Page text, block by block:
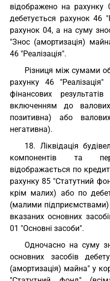
відображено на рахунку
дебетується рахунок 46
рахунок 04, а на суму
"Знос (амортизація)
46 "Реалізація".
Різниця між сумами
рахунку 46
фінансових
включенням до
позитивна) або
негативна).
18. Ліквідація
компонентів та
відображається по
рахунку 85 "Статутний
крім малих) або по
(малими підприємствами)
вказаних основних
01 "Основні засоби".
Одночасно на суму
основних засобів
(амортизація) майна" у